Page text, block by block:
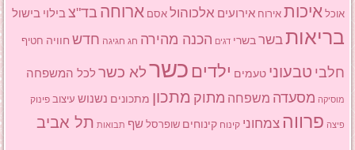
אוכל איכות אירוח אירועים אלכוהול אסם ארוחה בד"צ בילוי בישול
בריאותבשר בשרי דגים הכנה מהירה חג חגיגה חדש חוויה חטיף
חלבי טבעוני טעמים ילדים כשרלא כשר לכל המשפחה
מוסיקה מסעדה משפחה מתוק מתכון מתכונים נשנוש עיצוב פינוק
פיצה פרווה צמחוני קינוח קינוחים שופרסל שף תבואות תל אביב